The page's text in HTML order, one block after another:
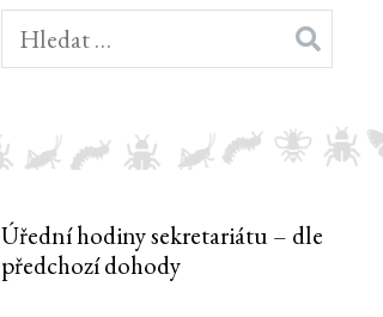
Vyhledávání
Úřední hodiny sekretariátu – dle
předchozí dohody